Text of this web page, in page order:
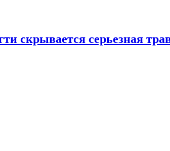
скрывается серьезная